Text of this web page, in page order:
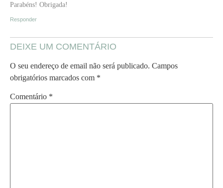
Parabéns! Obrigada!
Responder
DEIXE UM COMENTÁRIO
O seu endereço de email não será publicado. Campos
obrigatórios marcados com *
Comentário *